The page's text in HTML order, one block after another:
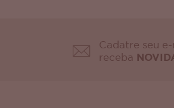
Cadatre seu e-
receba